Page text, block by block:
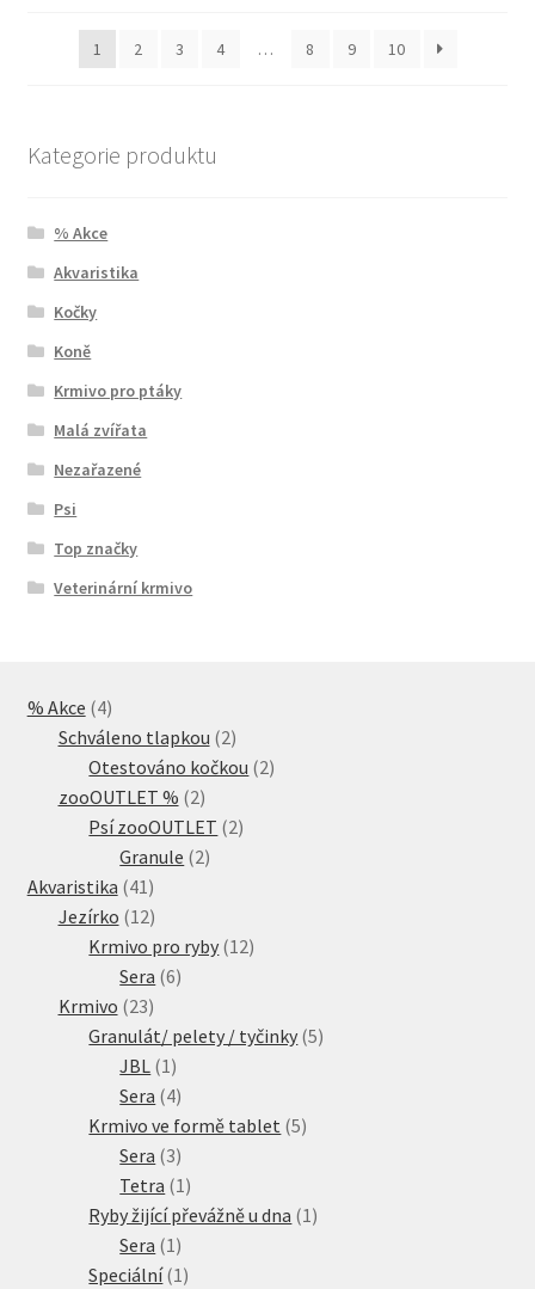
1 2 3 4 … 8 9 10
Kategorie produktu
% Akce
Akvaristika
Kočky
Koně
Krmivo pro ptáky
Malá zvířata
Nezařazené
Psi
Top značky
Veterinární krmivo
% Akce 44
produkty
Schváleno tlapkou 22
produkty
Otestováno kočkou 22
zooOUTLET % 22
produkty
Psí zooOUTLET 22
Granule 22
Akvaristika 41 41
produktů
Jezírko 1212
produktů
Krmivo pro ryby 1212
Sera 66
Krmivo 2323
produktů
Granulát/ pelety / tyčinky 55
JBL 1 1
produkt
Sera 44
produkty
Krmivo ve formě tablet 55
Sera 33
produkty
Tetra 1 1
produkt
Ryby žijící převážně u dna 1 1
Sera 1 1
produkt
Speciální 1 1